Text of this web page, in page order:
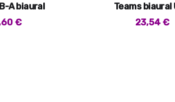
A biaural
€
Teams biaural
23,54€